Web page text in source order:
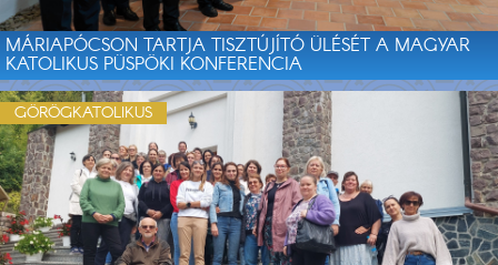
MÁRIAPÓCSON TARTJA TISZTÚJÍTÓ ÜLÉSÉT A MAGYAR
KATOLIKUS PÜSPÖKI KONFERENCIA
GÖRÖGKATOLIKUS